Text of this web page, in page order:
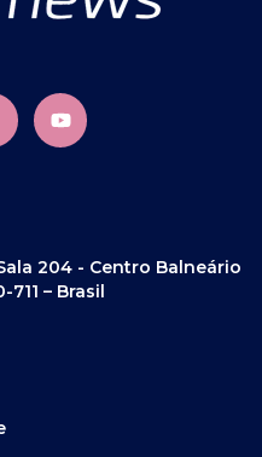
204 - Centro Balneário
711 – Brasil